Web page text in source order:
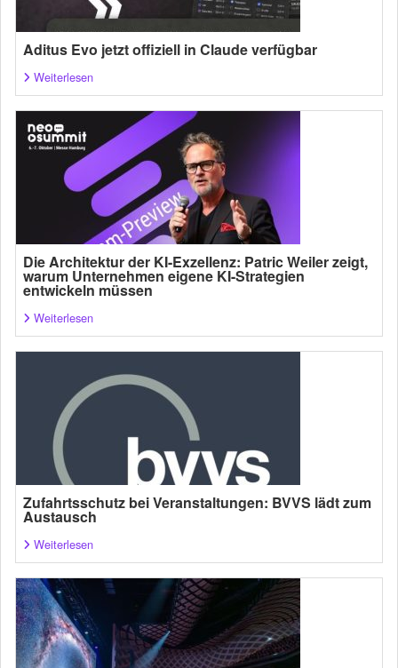
Aditus Evo jetzt offiziell in Claude verfügbar
Weiterlesen
Die Architektur der KI-Exzellenz: Patric Weiler zeigt,
warum Unternehmen eigene KI-Strategien
entwickeln müssen
Weiterlesen
Zufahrtsschutz bei Veranstaltungen: BVVS lädt zum
Austausch
Weiterlesen